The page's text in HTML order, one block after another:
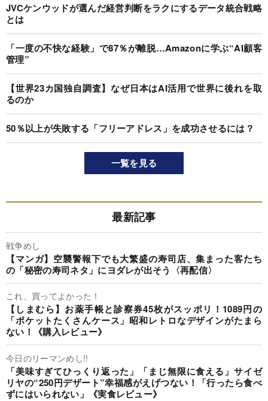
JVCケンウッドが選んだ経営判断をラクにするデータ統合戦略
とは
「一度の不快な経験」で87％が離脱…Amazonに学ぶ“AI顧客
管理”
【世界23カ国独自調査】なぜ日本はAI活用で世界に後れを取
るのか
50％以上が失敗する「フリーアドレス」を成功させるには？
一覧を見る
最新記事
戦争めし
【マンガ】空襲警報下でも大繁盛の寿司店、集まった客たち
の「秘密の寿司ネタ」にヨダレが出そう〈再配信〉
これ、買ってよかった！
【しまむら】お薬手帳と診察券45枚がスッポリ！1089円の
「ポケットたくさんケース」昭和レトロなデザインがたまら
ない！《購入レビュー》
今日のリーマンめし!!
「美味すぎてひっくり返った」「まじ無限に食える」サイゼ
リヤの“250円デザート”幸福感がえげつない！「行ったら食べ
ずにはいられない」《実食レビュー》